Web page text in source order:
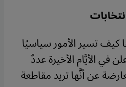
تسير الأمور سياسيًا
في الأيَّام الأخيرة عددٌ
عن أنَّها تريد مقاطعة